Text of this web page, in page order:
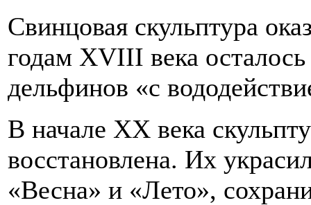
Свинцовая скульптура
годам XVIII века
дельфинов «с
В начале XX века
восстановлена. Их
«Весна» и «Лето»,